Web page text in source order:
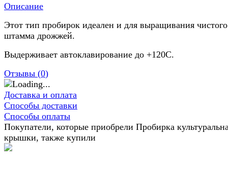
Описание
Этот тип пробирок идеален и для выращивания чистого
штамма дрожжей.
Выдерживает автоклавирование до +120С.
Отзывы (0)
Доставка и оплата
Способы доставки
Способы оплаты
Покупатели, которые приобрели Пробирка
крышки, также купили